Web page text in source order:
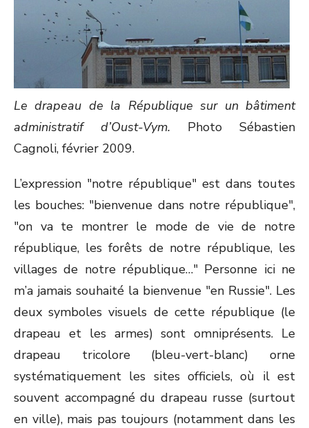
Le drapeau de la République sur un bâtiment
administratif d’Oust-Vym. Photo Sébastien
Cagnoli, février 2009.
L’expression "notre république" est dans toutes
les bouches: "bienvenue dans notre république",
"on va te montrer le mode de vie de notre
république, les forêts de notre république, les
villages de notre république…" Personne ici ne
m’a jamais souhaité la bienvenue "en Russie". Les
deux symboles visuels de cette république (le
drapeau et les armes) sont omniprésents. Le
drapeau tricolore (bleu-vert-blanc) orne
systématiquement les sites officiels, où il est
souvent accompagné du drapeau russe (surtout
en ville), mais pas toujours (notamment dans les